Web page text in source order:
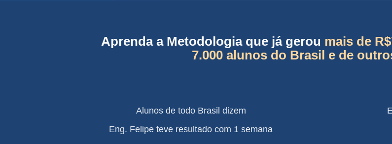
Aprenda a Metodologia que já gerou mais de
7.000 alunos do Brasil e de
Alunos de todo Brasil dizem
Eng. Felipe teve resultado com 1 semana